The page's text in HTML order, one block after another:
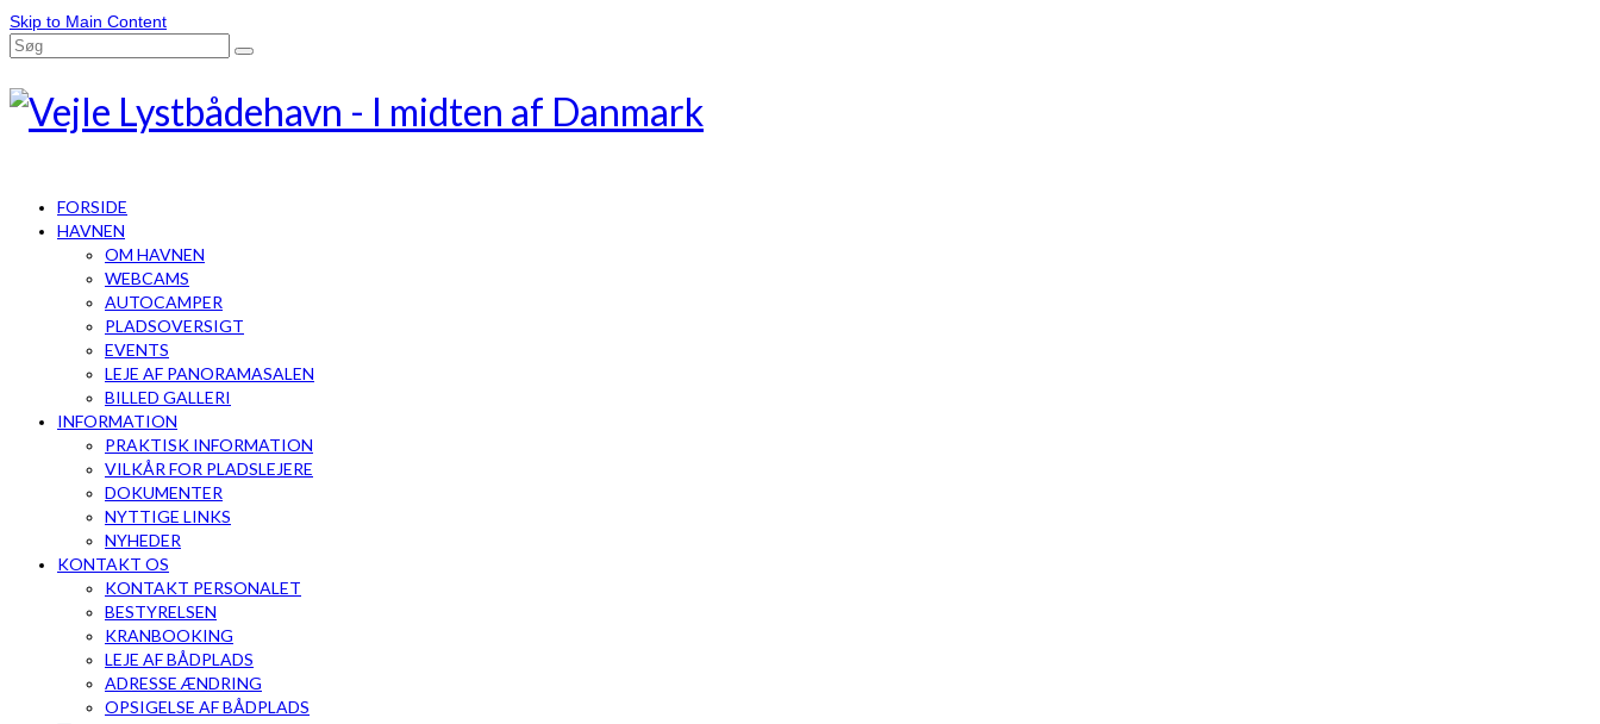
Skip to Main Content
FORSIDE
HAVNEN
OM HAVNEN
WEBCAMS
AUTOCAMPER
PLADSOVERSIGT
EVENTS
LEJE AF PANORAMASALEN
BILLED GALLERI
INFORMATION
PRAKTISK INFORMATION
VILKÅR FOR PLADSLEJERE
DOKUMENTER
NYTTIGE LINKS
NYHEDER
KONTAKT OS
KONTAKT PERSONALET
BESTYRELSEN
KRANBOOKING
LEJE AF BÅDPLADS
ADRESSE ÆNDRING
OPSIGELSE AF BÅDPLADS